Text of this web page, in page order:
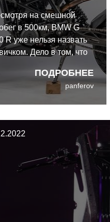
ПОДРОБНЕЕ
на смешной
в 500км, BMW G
R уже нельзя назвать
Дело в том, что
ним уже пыталась
другая команда,
в какой-то моментpanferov